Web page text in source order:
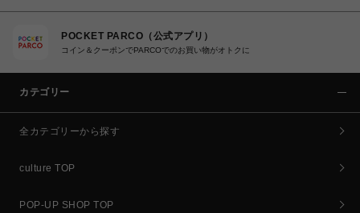
POCKET PARCO（公式アプリ）
コイン＆クーポンでPARCOでのお買い物がオトクに
カテゴリー
全カテゴリーから探す
culture TOP
POP-UP SHOP TOP